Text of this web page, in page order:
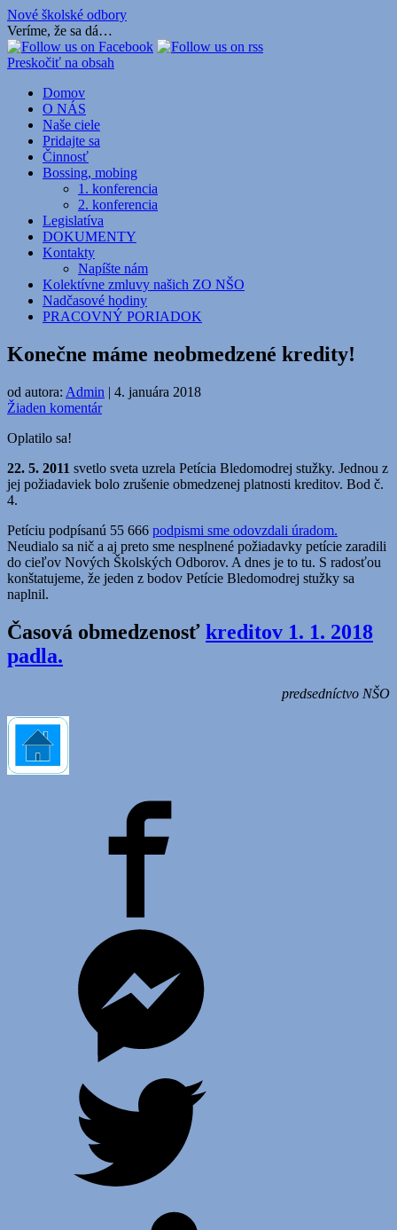
Nové školské odbory
Veríme, že sa dá…
Preskočiť na obsah
Domov
O NÁS
Naše ciele
Pridajte sa
Činnosť
Bossing, mobing
1. konferencia
2. konferencia
Legislatíva
DOKUMENTY
Kontakty
Napíšte nám
Kolektívne zmluvy našich ZO NŠO
Nadčasové hodiny
PRACOVNÝ PORIADOK
Konečne máme neobmedzené kredity!
od autora: Admin | 4. januára 2018
Žiaden komentár
Oplatilo sa!
22. 5. 2011 svetlo sveta uzrela Petícia Bledomodrej stužky. Jednou z
jej požiadaviek bolo zrušenie obmedzenej platnosti kreditov. Bod č.
4.
Petíciu podpísanú 55 666 podpismi sme odovzdali úradom.
Neudialo sa nič a aj preto sme nesplnené požiadavky petície zaradili
do cieľov Nových Školských Odborov. A dnes je to tu. S radosťou
konštatujeme, že jeden z bodov Petície Bledomodrej stužky sa
naplnil.
Časová obmedzenosť kreditov 1. 1. 2018
padla.
predsedníctvo NŠO